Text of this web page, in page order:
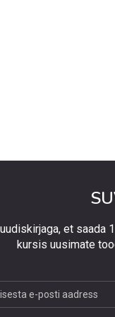
et saada
kursis uusimate